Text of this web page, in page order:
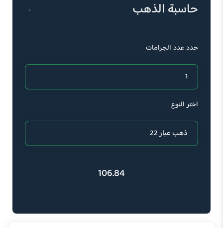
حاسبة الذهب
حدد عدد الجرامات
اختر النوع
106.84